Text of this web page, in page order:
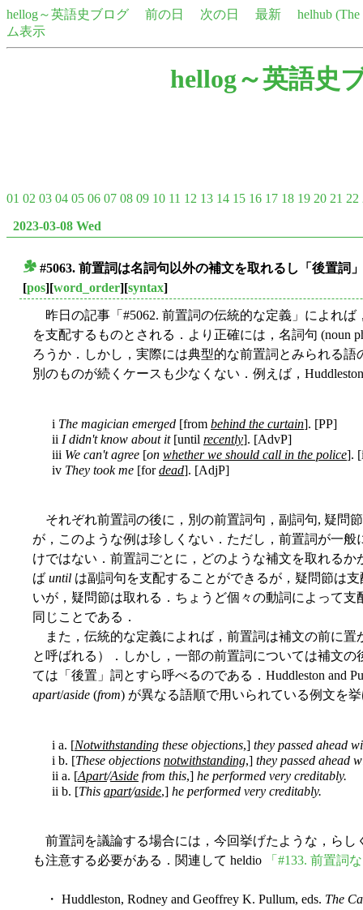
hellog～英語史ブログ 前の日 次の日 最新
helhub
ム表示
hellog～英語史
01 02 03 04 05 06 07 08 09 10 11 12 13 14 15 16 17 18 19 20 21 22
2023-03-08 Wed
#5063. 前置詞は名詞句以外の補文を取れるし「後置詞
[pos][word_order][syntax]
昨日の記事「#5062. 前置詞の伝統的な定義」によれば
を支配するものとされる．より正確には，名詞句 (noun
ろうか．しかし，実際には典型的な前置詞とみられる
別のものが続くケースも少なくない．例えば，
i The magician emerged [from behind the curtain]. [PP]
ii I didn't know about it[until recently]. [AdvP]
iii We can't agree [on whether we should call in the police].
iv They took me [fordead]. [AdjP]
それぞれ前置詞の後に，別の前置詞句，副詞句, 疑問
が，このような例は珍しくない．ただし，前置詞が一
けではない．前置詞ごとに，どのような補文を取れる
ば until は副詞句を支配することができるが，疑問節は
いが，疑問節は取れる．ちょうど個々の動詞によって
同じことである．
また，伝統的な定義によれば，前置詞は補文の前に置
と呼ばれる）．しかし，一部の前置詞については補文
ては「後置」詞とすら呼べるのである．Huddleston and
apart/aside (from) が異なる語順で用いられている例文を
i a. [Notwithstanding these objections,] they passed ahead
i b. [These objections notwithstanding,] they passed ahead
ii a. [Apart/Aside from this,] he performed very creditably.
ii b. [This apart/aside,] he performed very creditably.
前置詞を議論する場合には，今回挙げたような，らし
も注意する必要がある．関連して heldio
「#133. 前置詞
・ Huddleston, Rodney and Geoffrey K. Pullum, eds. The